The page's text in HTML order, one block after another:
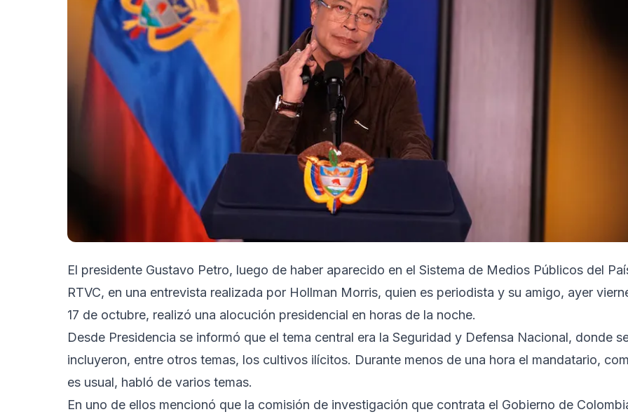
El presidente Gustavo Petro, luego de haber aparecido en el Sistema de Medios Públicos del
RTVC, en una entrevista realizada por Hollman Morris, quien es periodista y su amigo, ayer
17 de octubre, realizó una alocución presidencial en horas de la noche.
Desde Presidencia se informó que el tema central era la Seguridad y Defensa Nacional, donde
incluyeron, entre otros temas, los cultivos ilícitos. Durante menos de una hora el mandatario,
es usual, habló de varios temas.
En uno de ellos mencionó que la comisión de investigación que contrata el Gobierno de